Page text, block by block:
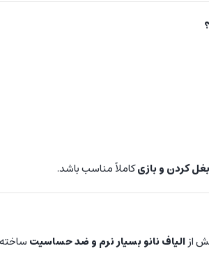
بغل کردن و بازیکاملاً مناسب باشد.
ازالیاف نانو بسیار نرم و ضد حساسیت